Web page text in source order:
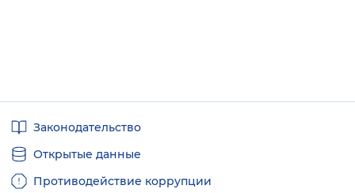
ссылкиЗаконодательство
Открытые данные
Противодействие коррупции